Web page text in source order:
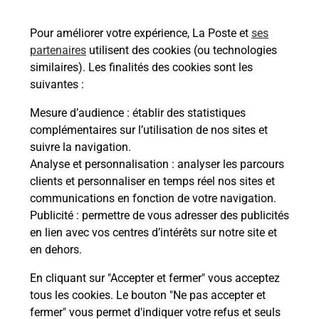
Pour améliorer votre expérience, La Poste et ses
partenaires utilisent des cookies (ou technologies
similaires). Les finalités des cookies sont les
suivantes :
Mesure d’audience : établir des statistiques
complémentaires sur l’utilisation de nos sites et
suivre la navigation.
Analyse et personnalisation : analyser les parcours
clients et personnaliser en temps réel nos sites et
communications en fonction de votre navigation.
Publicité : permettre de vous adresser des publicités
en lien avec vos centres d’intérêts sur notre site et
en dehors.
En cliquant sur "Accepter et fermer" vous acceptez
tous les cookies. Le bouton "Ne pas accepter et
fermer" vous permet d'indiquer votre refus et seuls
En savoir plus
Malin !
La Poste
en ligne
Ouvert 24h/24
En savoir plus